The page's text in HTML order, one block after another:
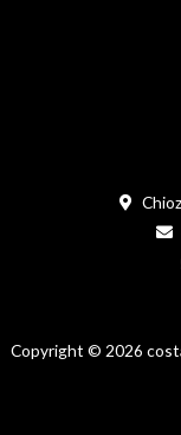
Copyright © 2026